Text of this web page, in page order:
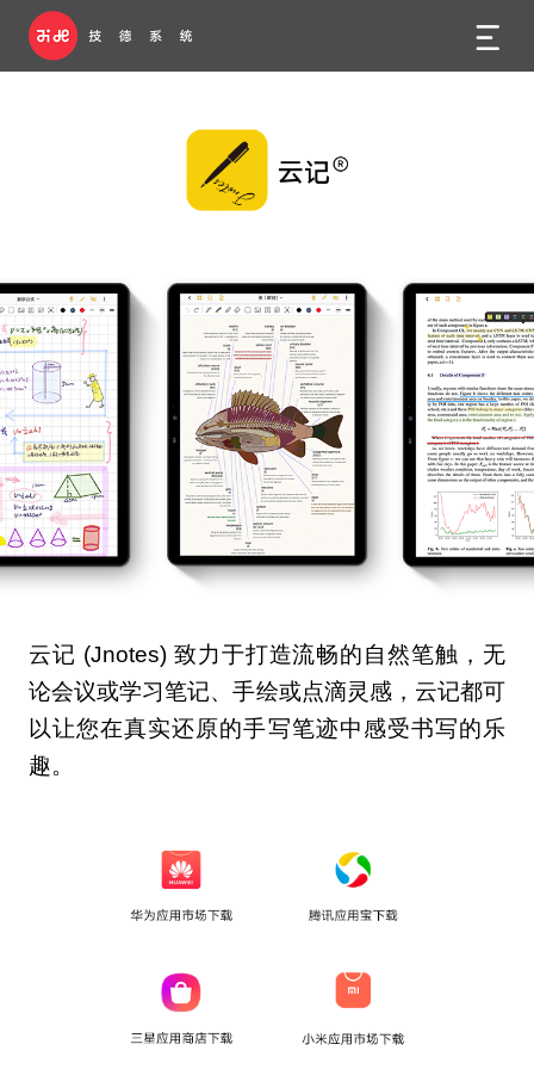
云记 (Jnotes) 致力于打造流畅的自然笔触，无
论会议或学习笔记、手绘或点滴灵感，云记都可
以让您在真实还原的手写笔迹中感受书写的乐
趣。